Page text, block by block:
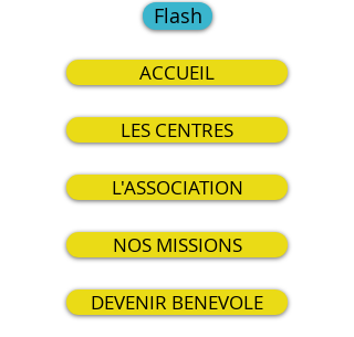
Flash
ACCUEIL
LES CENTRES
L'ASSOCIATION
NOS MISSIONS
DEVENIR BENEVOLE